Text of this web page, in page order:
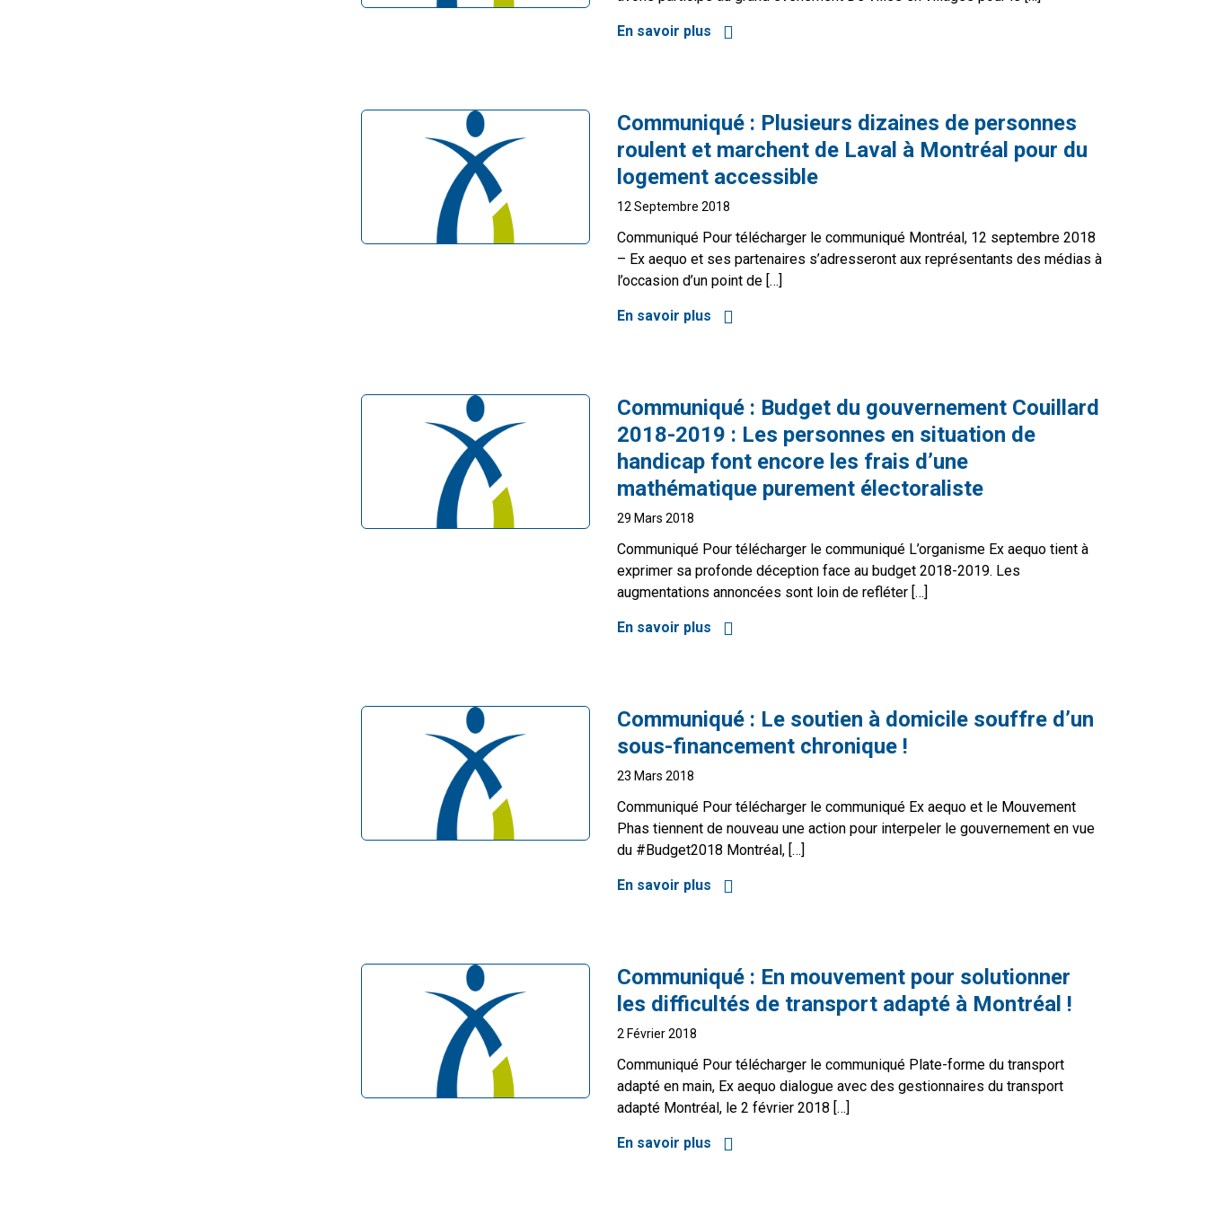
En savoir plusà propos de En route pour du logement accessible!
Communiqué : Plusieurs dizaines de personnes
roulent et marchent de Laval à Montréal pour du
logement accessible
12 Septembre 2018
Communiqué Pour télécharger le communiqué Montréal, 12 septembre 2018
– Ex aequo et ses partenaires s’adresseront aux représentants des médias à
l’occasion d’un point de […]
En savoir plusà propos de Plusieurs dizaines de personnes roulent et marchent de
Communiqué : Budget du gouvernement Couillard
2018-2019 : Les personnes en situation de
handicap font encore les frais d’une
mathématique purement électoraliste
29 Mars 2018
Communiqué Pour télécharger le communiqué L’organisme Ex aequo tient à
exprimer sa profonde déception face au budget 2018-2019. Les
augmentations annoncées sont loin de refléter […]
En savoir plusà propos de Budget du gouvernement Couillard 2018-2019 : Les
Communiqué : Le soutien à domicile souffre d’un
sous-financement chronique !
23 Mars 2018
Communiqué Pour télécharger le communiqué Ex aequo et le Mouvement
Phas tiennent de nouveau une action pour interpeler le gouvernement en vue
du #Budget2018 Montréal, […]
En savoir plusà propos de Le soutien à domicile souffre d’un sous-financement
Communiqué : En mouvement pour solutionner
les difficultés de transport adapté à Montréal !
2 Février 2018
Communiqué Pour télécharger le communiqué Plate-forme du transport
adapté en main, Ex aequo dialogue avec des gestionnaires du transport
adapté Montréal, le 2 février 2018 […]
En savoir plusà propos de En mouvement pour solutionner les difficultés de transport